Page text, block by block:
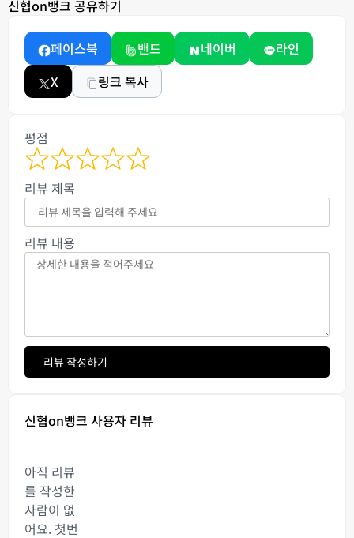
신협on뱅크 공유하기
페이스북 밴드 네이버
라인
X
링크 복사
평점
리뷰 제목
리뷰 내용
리뷰 작성하기
신협on뱅크 사용자 리뷰
아직 리뷰
를 작성한
사람이 없
어요. 첫번